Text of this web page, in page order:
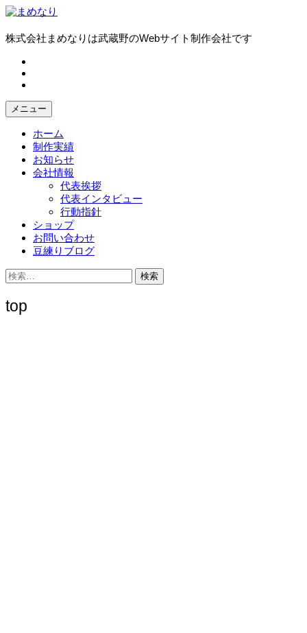
コ
テ
キ
ッ
株式会社まめなりは武蔵野のWebサイト制作会社です
メニュー
ホーム
制作実績
お知らせ
会社情報
代表挨拶
代表インタビュー
行動指針
ショップ
お問い合わせ
豆練りブログ
検
索:
top